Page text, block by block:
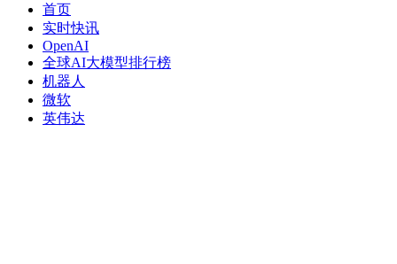
首页
实时快讯
OpenAI
全球AI大模型排行榜
机器人
微软
英伟达